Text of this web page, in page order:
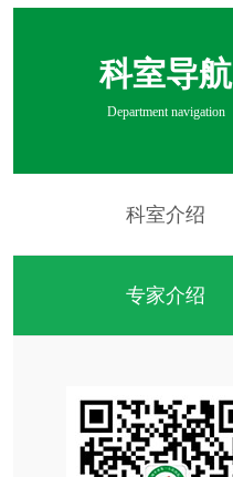
科室导航
Department navigation
科室介绍
专家介绍